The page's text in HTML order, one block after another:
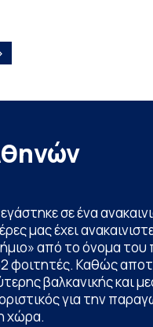
σε ένα
μας έχει
από το όνομα
φοιτητές. Καθώς
βαλκανικής και
για την
χώρα.